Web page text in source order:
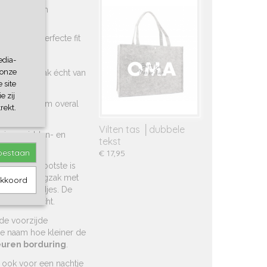
touch
voor een perfecte fit
de rugzak écht van
rugzak
om overal
midden- en
de grootste is
teddy rugzak met
kindjes. De
is waterdicht.
voorzijde
naam hoe kleiner de
borduring
voor een nachtje
Vilten tas │dubbele
tekst
€ 17,95
site
zij